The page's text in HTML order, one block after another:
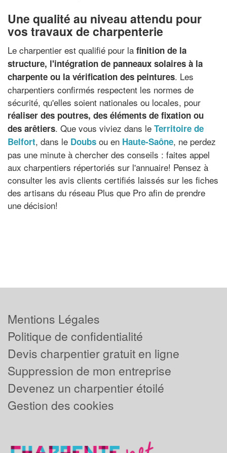
Une qualité au niveau attendu pour
vos travaux de charpenterie
Le charpentier est qualifié pour la finition de la
structure, l'intégration de panneaux solaires à la
charpente ou la vérification des peintures. Les
charpentiers confirmés respectent les normes de
sécurité, qu'elles soient nationales ou locales, pour
réaliser des poutres, des éléments de fixation ou
des arêtiers. Que vous viviez dans le Territoire de
Belfort, dans le Doubs ou en Haute-Saône, ne perdez
pas une minute à chercher des conseils : faites appel
aux charpentiers répertoriés sur l'annuaire! Pensez à
consulter les avis clients certifiés laissés sur les fiches
des artisans du réseau Plus que Pro afin de prendre
une décision!
Mentions Légales
Politique de confidentialité
Devis charpentier gratuit en ligne
Suppression de mon entreprise
Devenez un charpentier étoilé
Gestion des cookies